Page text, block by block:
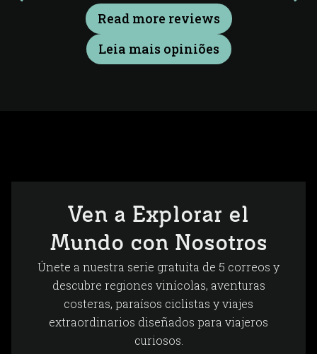
Read more reviews
Leia mais opiniões
Ven a Explorar el
Mundo con Nosotros
Únete a nuestra serie gratuita de 5 correos y
descubre regiones vinícolas, aventuras
costeras, paraísos ciclistas y viajes
extraordinarios diseñados para viajeros
curiosos.